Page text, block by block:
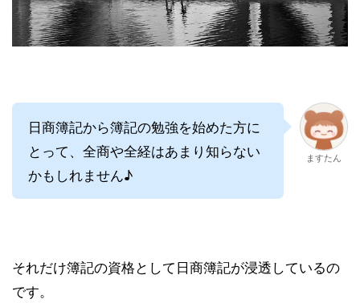
日商簿記から簿記の勉強を始めた方に
とって、全商や全経はあまり知らない
かもしれません♪
ますたん
それだけ簿記の資格として日商簿記が浸透しているの
です。